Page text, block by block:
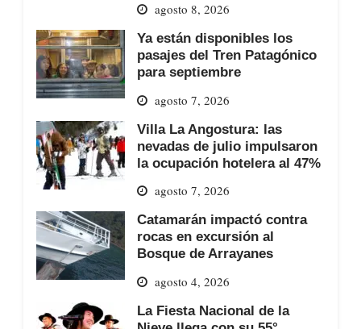
agosto 8, 2026
Ya están disponibles los
pasajes del Tren Patagónico
para septiembre
agosto 7, 2026
Villa La Angostura: las
nevadas de julio impulsaron
la ocupación hotelera al 47%
agosto 7, 2026
Catamarán impactó contra
rocas en excursión al
Bosque de Arrayanes
agosto 4, 2026
La Fiesta Nacional de la